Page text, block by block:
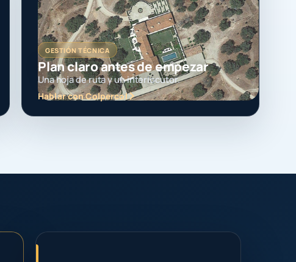
GESTIÓN TÉCNICA
Plan claro antes de empezar
Una hoja de ruta y un interlocutor.
Hablar con Colpercol